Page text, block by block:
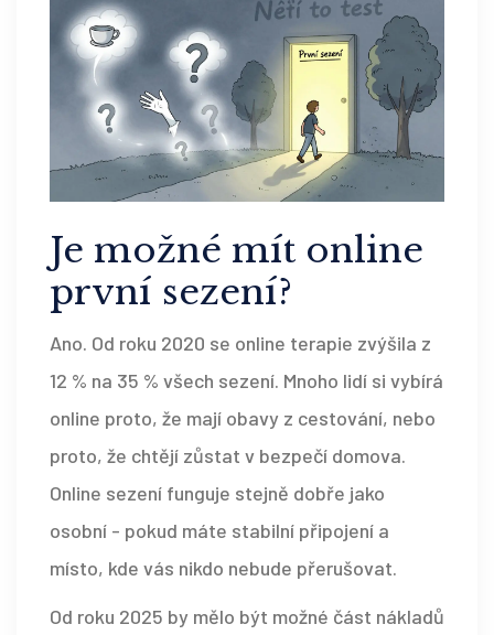
Je možné mít online
první sezení?
Ano. Od roku 2020 se online terapie zvýšila z
12 % na 35 % všech sezení. Mnoho lidí si vybírá
online proto, že mají obavy z cestování, nebo
proto, že chtějí zůstat v bezpečí domova.
Online sezení funguje stejně dobře jako
osobní - pokud máte stabilní připojení a
místo, kde vás nikdo nebude přerušovat.
Od roku 2025 by mělo být možné část nákladů